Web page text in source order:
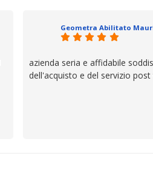
azienda seria e affidabile
dell'acquisto e del servizio post